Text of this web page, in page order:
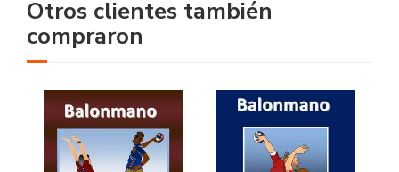
Otros clientes también
compraron